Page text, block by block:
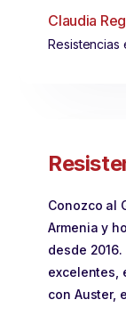
Claudia
Resistencias
Conozco al
Armenia y
desde
excelentes,
con Auster,